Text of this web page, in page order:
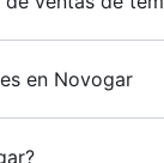
especiales
Clases, el Día
a las
en Novogar